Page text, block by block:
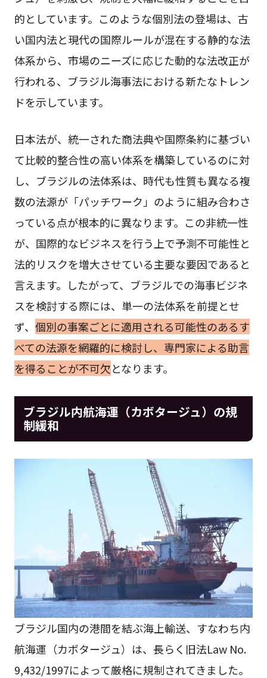
的としています。このような個別法の登場は、古
い国内法と現代の国際ルールが混在する静的な法
体系から、市場のニーズに応じた動的な法改正が
行われる、ブラジル海事法における新たなトレン
ドを示しています。
日本法が、統一された商法典や国際条約に基づい
て比較的整合性の高い体系を構築しているのに対
し、ブラジルの法体系は、時代も性質も異なる複
数の法源が「パッチワーク」のように組み合わさ
っている点が根本的に異なります。この非統一性
が、国際的なビジネスを行う上で予測不可能性と
法的リスクを増大させている主要な要因であると
言えます。したがって、ブラジルでの海事ビジネ
スを検討する際には、単一の法体系を前提とせ
ず、 個別の事案ごとに適用される可能性のあるす
べての法源を網羅的に検討し、専門家による助言
を得ることが不可欠となります。
ブラジル内航海運（カボタージュ）の規
制緩和
ブラジル国内の港間を結ぶ海上輸送、すなわち内
航海運（カボタージュ）は、長らく旧法Law No.
9,432/1997によって厳格に規制されてきました。